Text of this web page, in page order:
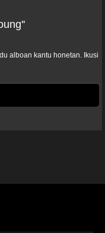
alboan kantu honetan. Ikusi